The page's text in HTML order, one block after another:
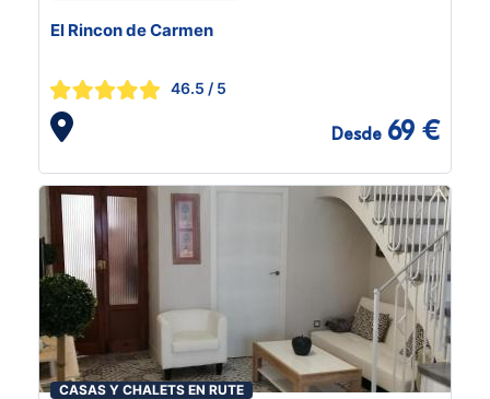
El Rincon de Carmen
46.5 / 5
Desde 69 €
CASAS Y CHALETS EN RUTE